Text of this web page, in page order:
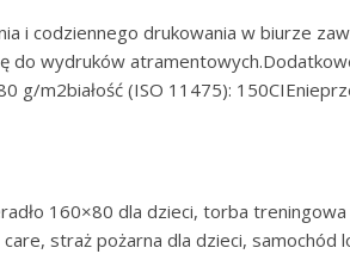
i codziennego drukowania w biurze
do wydruków
g/m2białość (ISO 11475):
160×80 dla dzieci, torba
straż pożarna dla dzieci,